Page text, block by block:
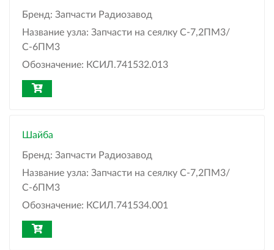
Бренд: Запчасти Радиозавод
Название узла: Запчасти на сеялку С-7,2ПМ3/
С-6ПМ3
Обозначение: КСИЛ.741532.013
Шайба
Бренд: Запчасти Радиозавод
Название узла: Запчасти на сеялку С-7,2ПМ3/
С-6ПМ3
Обозначение: КСИЛ.741534.001